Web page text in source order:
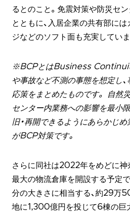
るとのこと。免震対策や防災セ
とともに、入居企業の共有部に
ジなどのソフト面も充実していま
※BCPとはBusiness
や事故など不測の事態を想定し
応策をまとめたものです。 自然
センター内業務への影響を最小
旧・再開できるようにあらかじ
がBCP対策です。
さらに同社は2022年をめどに神
最大の物流倉庫を開設する予定
分の大きさに相当する、約29万
地に1,300億円を投じて6棟の巨